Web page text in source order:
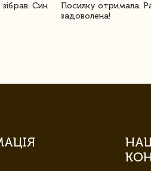
Син
Посилку отримала.
задоволена!